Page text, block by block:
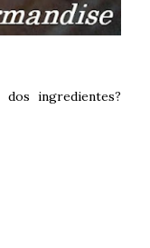
ingredientes?